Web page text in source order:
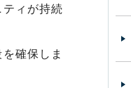
ィが持続
確保しま